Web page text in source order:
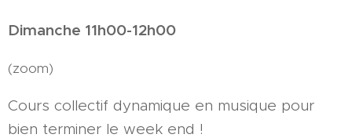
Dimanche 11h00-12h00
(zoom)
Cours collectif dynamique en musique pour
bien terminer le week end !